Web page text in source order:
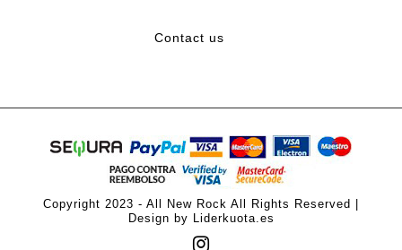
Contact us
Copyright 2023 - All New Rock All Rights Reserved |
Design by Liderkuota.es